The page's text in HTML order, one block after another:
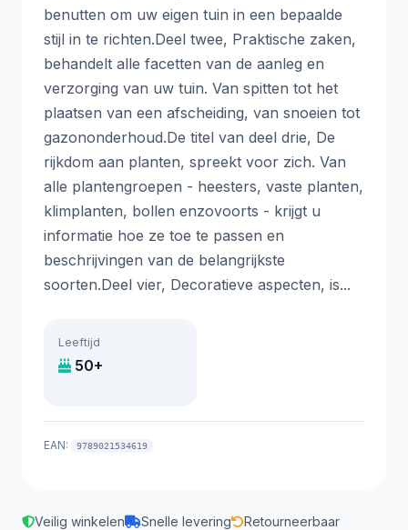
benutten om uw eigen tuin in een bepaalde
stijl in te richten.Deel twee, Praktische zaken,
behandelt alle facetten van de aanleg en
verzorging van uw tuin. Van spitten tot het
plaatsen van een afscheiding, van snoeien tot
gazononderhoud.De titel van deel drie, De
rijkdom aan planten, spreekt voor zich. Van
alle plantengroepen - heesters, vaste planten,
klimplanten, bollen enzovoorts - krijgt u
informatie hoe ze toe te passen en
beschrijvingen van de belangrijkste
soorten.Deel vier, Decoratieve aspecten, is...
Leeftijd
50+
EAN: 9789021534619
Veilig winkelen Snelle levering Retourneerbaar